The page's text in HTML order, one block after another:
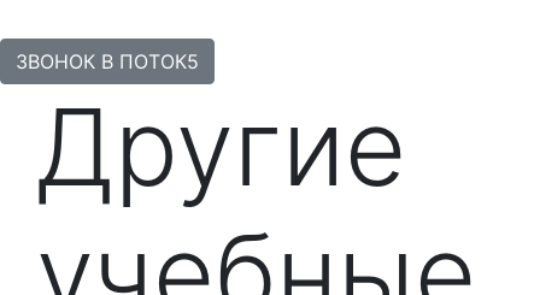
ЗВОНОК В ПОТОК5
Другие